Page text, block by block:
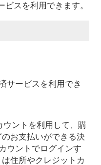
スを利用できます。
サービスを利用でき
ウントを利用して、購
お支払いができる決
ウントでログインす
住所やクレジットカ